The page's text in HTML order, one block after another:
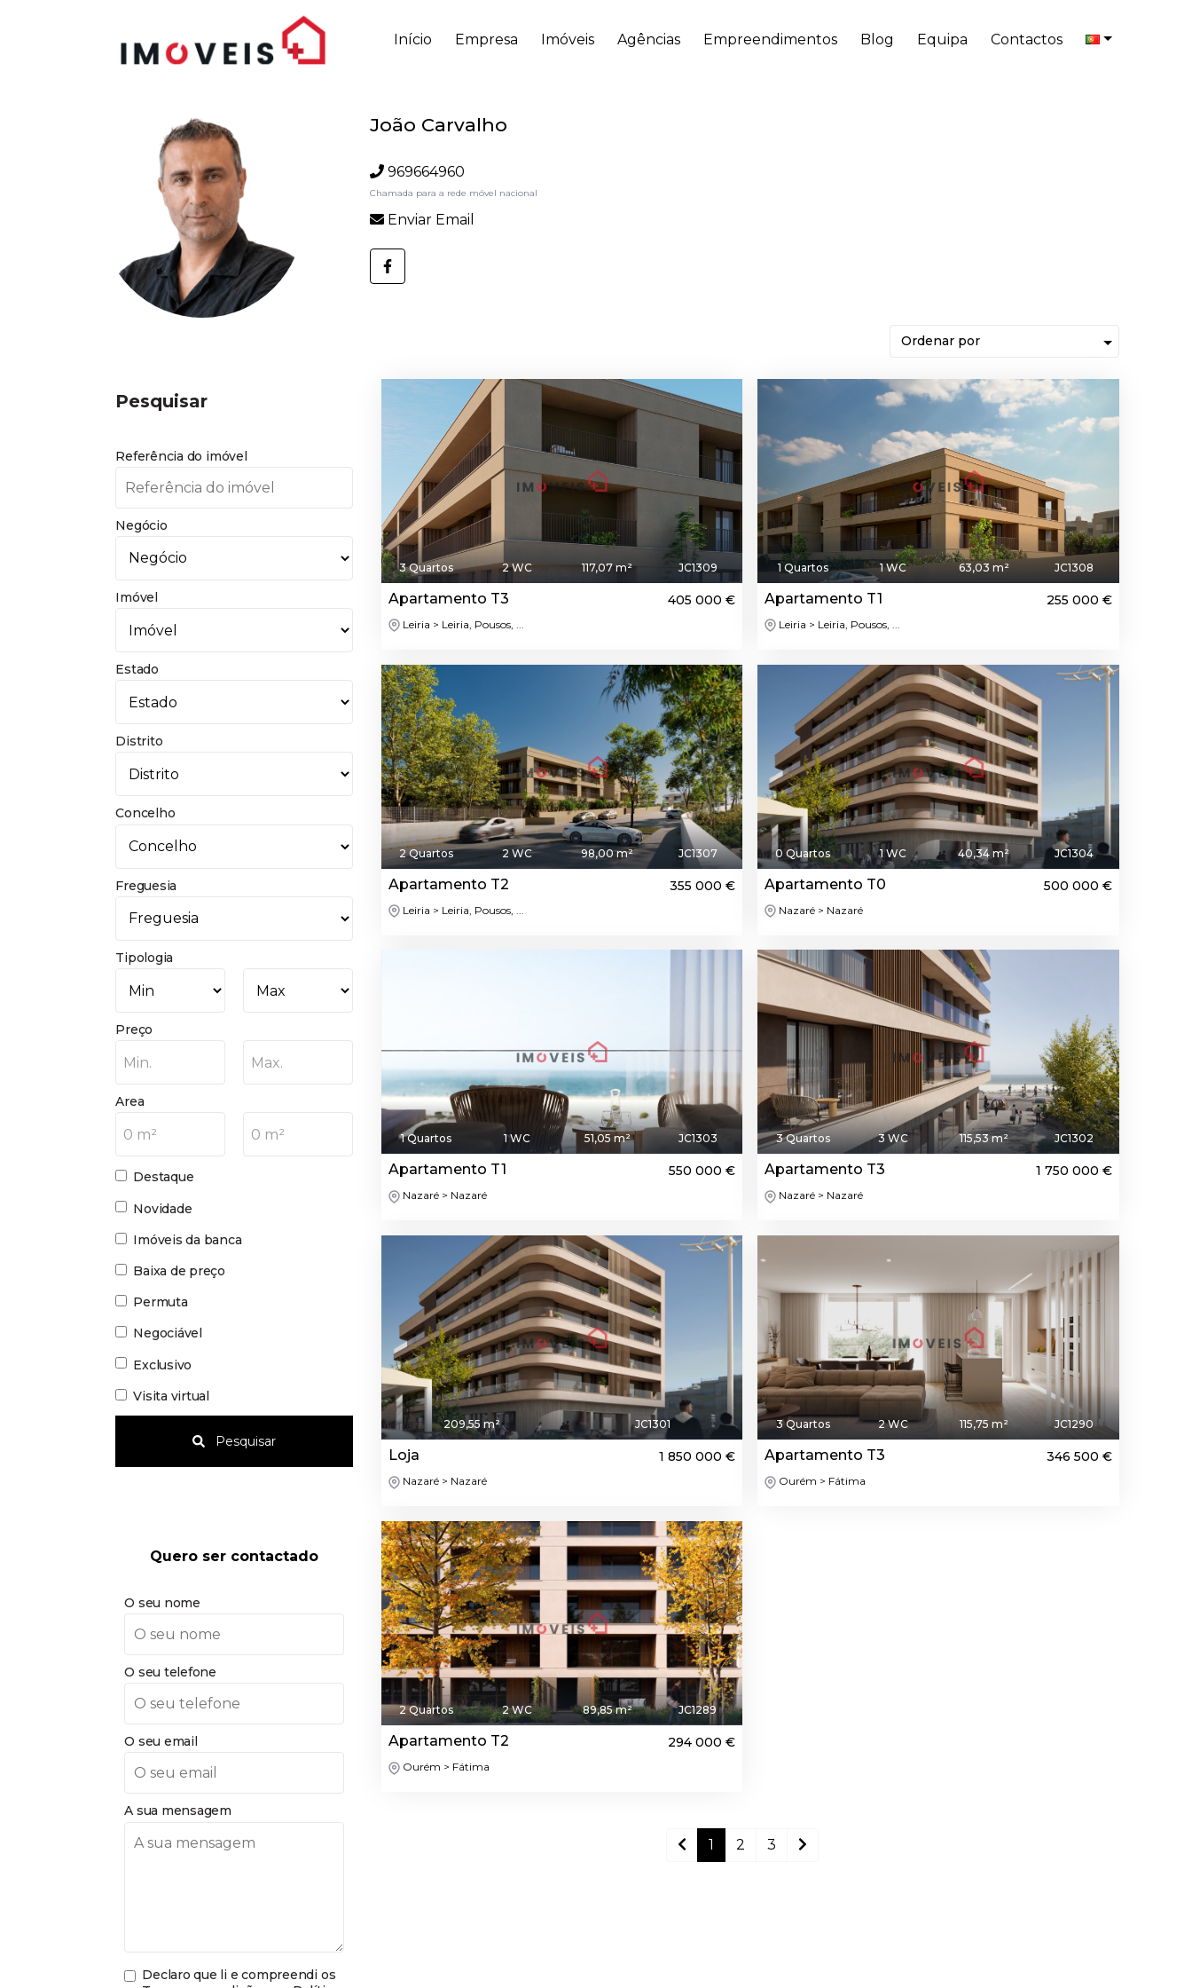
Início Empresa Imóveis Agências Empreendimentos Blog Equipa Contactos
João Carvalho
969664960
Chamada para a rede móvel nacional
Enviar Email
Pesquisar
Referência do imóvel
Negócio
Imóvel
Estado
Distrito
Concelho
Freguesia
Tipologia
Preço
Min. Max.
Area
0 m² 0 m²
Destaque
Novidade
Imóveis da banca
Baixa de preço
Permuta
Negociável
Exclusivo
Visita virtual
Pesquisar
Quero ser contactado
O seu nome
O seu telefone
O seu email
A sua mensagem
Declaro que li e compreendi os
3 Quartos 2 WC 117,07 m² JC1309
Apartamento T3 405 000 €
Leiria > Leiria, Pousos, ...
1 Quartos 1 WC 63,03 m² JC1308
Apartamento T1 255 000 €
Leiria > Leiria, Pousos, ...
2 Quartos 2 WC 98,00 m² JC1307
Apartamento T2 355 000 €
Leiria > Leiria, Pousos, ...
0 Quartos 1 WC 40,34 m² JC1304
Apartamento T0 500 000 €
Nazaré > Nazaré
1 Quartos 1 WC 51,05 m² JC1303
Apartamento T1 550 000 €
Nazaré > Nazaré
3 Quartos 3 WC 115,53 m² JC1302
Apartamento T3 1 750 000 €
Nazaré > Nazaré
209,55 m² JC1301
Loja 1 850 000 €
Nazaré > Nazaré
3 Quartos 2 WC 115,75 m² JC1290
Apartamento T3 346 500 €
Ourém > Fátima
2 Quartos 2 WC 89,85 m² JC1289
Apartamento T2 294 000 €
Ourém > Fátima
1 2 3